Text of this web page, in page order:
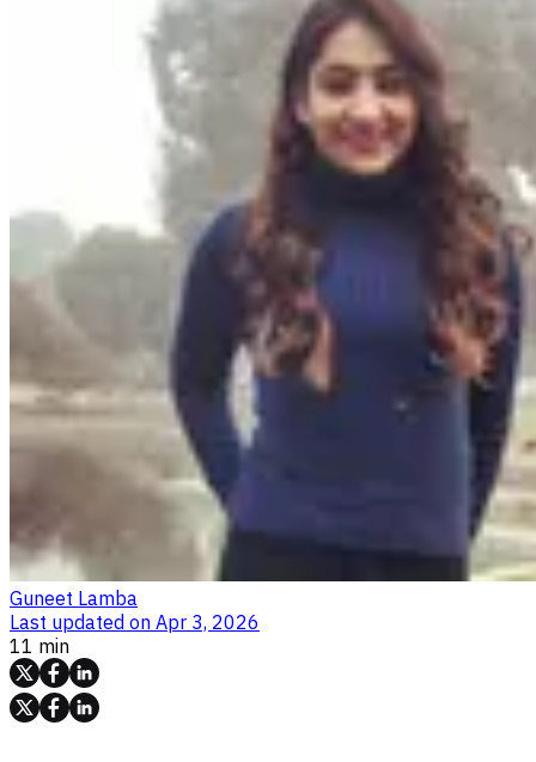
Guneet Lamba
Last updated on Apr 3, 2026
11 min